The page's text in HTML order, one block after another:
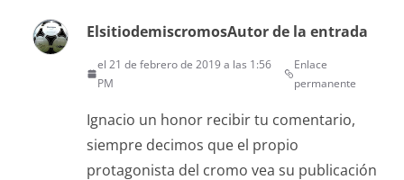
ElsitiodemiscromosAutor de la entrada
el 21 de febrero de 2019 a las 1:56
PM
Enlace
permanente
Ignacio un honor recibir tu comentario,
siempre decimos que el propio
protagonista del cromo vea su publicación